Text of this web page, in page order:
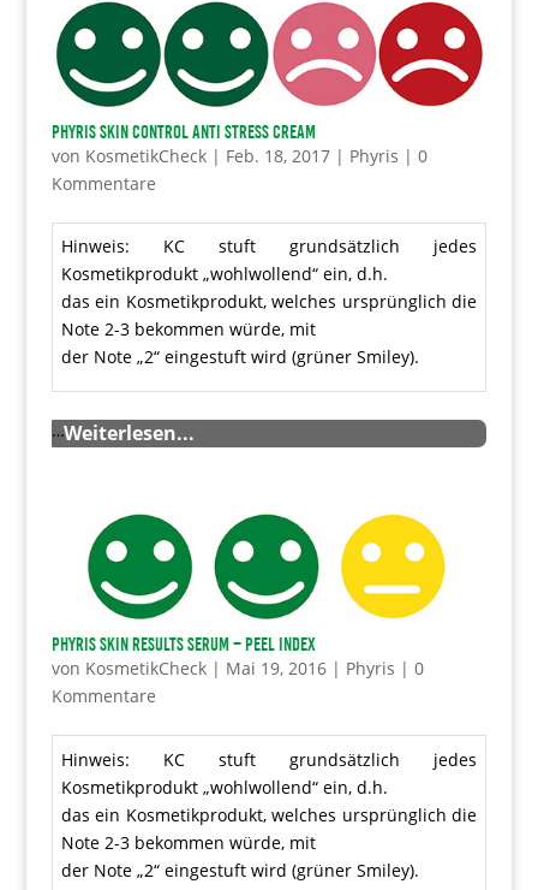
Phyris Skin Control Anti Stress Cream
von KosmetikCheck| Feb. 18, 2017| Phyris | 0
Kommentare
Hinweis: KC stuft grundsätzlich jedes
Kosmetikprodukt „wohlwollend“ ein, d.h.
das ein Kosmetikprodukt, welches ursprünglich die
Note 2-3 bekommen würde, mit
der Note „2“ eingestuft wird (grüner Smiley).
…Weiterlesen...
Phyris Skin Results Serum – Peel Index
von KosmetikCheck| Mai 19, 2016| Phyris | 0
Kommentare
Hinweis: KC stuft grundsätzlich jedes
Kosmetikprodukt „wohlwollend“ ein, d.h.
das ein Kosmetikprodukt, welches ursprünglich die
Note 2-3 bekommen würde, mit
der Note „2“ eingestuft wird (grüner Smiley).